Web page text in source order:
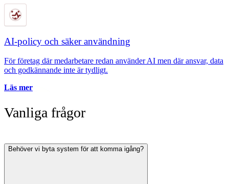
AI-policy och säker användning
För företag där medarbetare redan använder AI men där ansvar, data
och godkännande inte är tydligt.
Läs mer
Vanliga frågor
Behöver vi byta system för att komma igång?